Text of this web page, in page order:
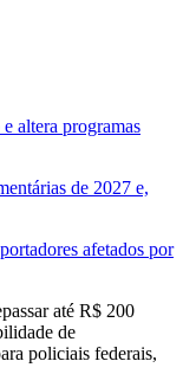
altera programas
de 2027 e,
afetados por
até R$ 200
de
policiais federais,